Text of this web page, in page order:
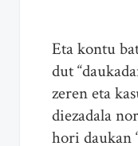
Eta kontu
dut
zeren eta
diezadala
hori daukan